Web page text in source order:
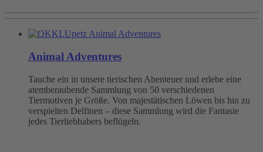
Animal Adventures
Tauche ein in unsere tierischen Abenteuer und erlebe eine
atemberaubende Sammlung von 50 verschiedenen
Tiermotiven je Größe. Von majestätischen Löwen bis hin zu
verspielten Delfinen – diese Sammlung wird die Fantasie
jedes Tierliebhabers beflügeln.